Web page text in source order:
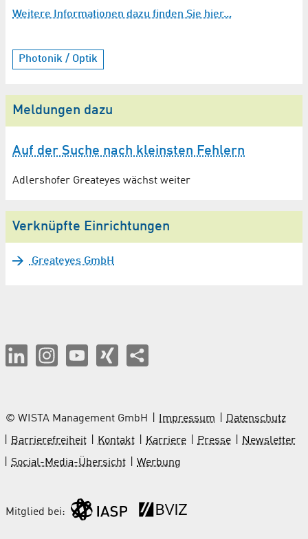
Weitere Informationen dazu finden Sie hier...
Photonik / Optik
Meldungen dazu
Auf der Suche nach kleinsten Fehlern
Adlershofer Greateyes wächst weiter
Verknüpfte Einrichtungen
Greateyes GmbH
© WISTA Management GmbH Impressum
Datenschutz
Barrierefreiheit
Kontakt Karriere Presse
Newsletter
Social-Media-Übersicht
Werbung
Mitglied bei: